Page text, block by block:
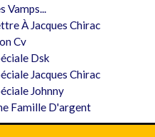
Vamps...
À Jacques Chirac
Cv
Dsk
Jacques Chirac
Johnny
Famille D'argent